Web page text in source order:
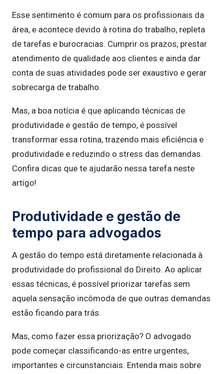
Esse sentimento é comum para os profissionais da
área, e acontece devido à rotina do trabalho, repleta
de tarefas e burocracias. Cumprir os prazos, prestar
atendimento de qualidade aos clientes e ainda dar
conta de suas atividades pode ser exaustivo e gerar
sobrecarga de trabalho.
Mas, a boa notícia é que aplicando técnicas de
produtividade e gestão de tempo, é possível
transformar essa rotina, trazendo mais eficiência e
produtividade e reduzindo o stress das demandas.
Confira dicas que te ajudarão nessa tarefa neste
artigo!
Produtividade e gestão de
tempo para advogados
A gestão do tempo está diretamente relacionada à
produtividade do profissional do Direito. Ao aplicar
essas técnicas, é possível priorizar tarefas sem
aquela sensação incômoda de que outras demandas
estão ficando para trás.
Mas, como fazer essa priorização? O advogado
pode começar classificando-as entre urgentes,
importantes e circunstanciais. Entenda mais sobre